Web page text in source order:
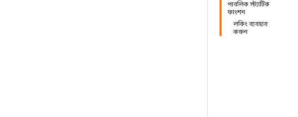
পাবলিক স্ট্যাটিক
ফাংশন
লকিং ব্যবহার
করুন